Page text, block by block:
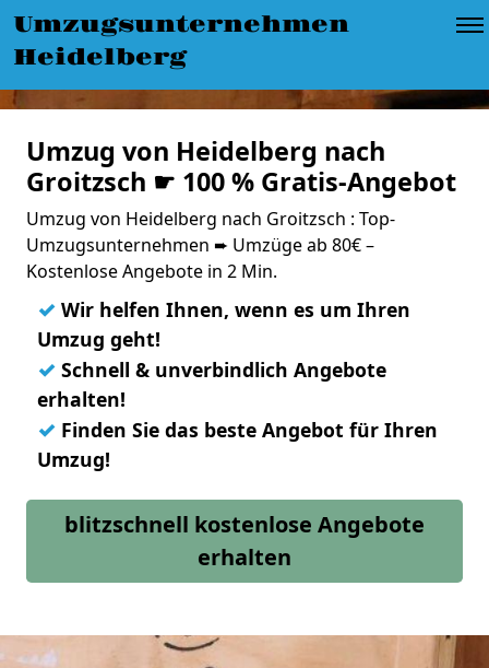
Umzugsunternehmen
Heidelberg
Umzug von Heidelberg nach
Groitzsch ☛ 100 % Gratis-Angebot
Umzug von Heidelberg nach Groitzsch : Top-
Umzugsunternehmen ➨ Umzüge ab 80€ –
Kostenlose Angebote in 2 Min.
✓ Wir helfen Ihnen, wenn es um Ihren
Umzug geht!
✓ Schnell & unverbindlich Angebote
erhalten!
✓ Finden Sie das beste Angebot für Ihren
Umzug!
blitzschnell kostenlose Angebote
erhalten